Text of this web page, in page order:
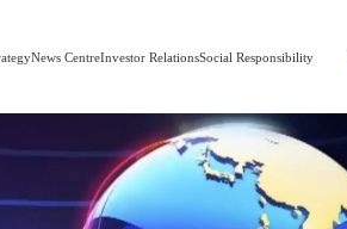
News CentreInvestor RelationsSocial Responsibility